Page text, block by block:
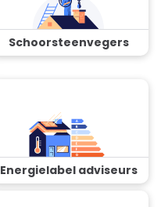
Schoorsteenvegers
Energielabel adviseurs